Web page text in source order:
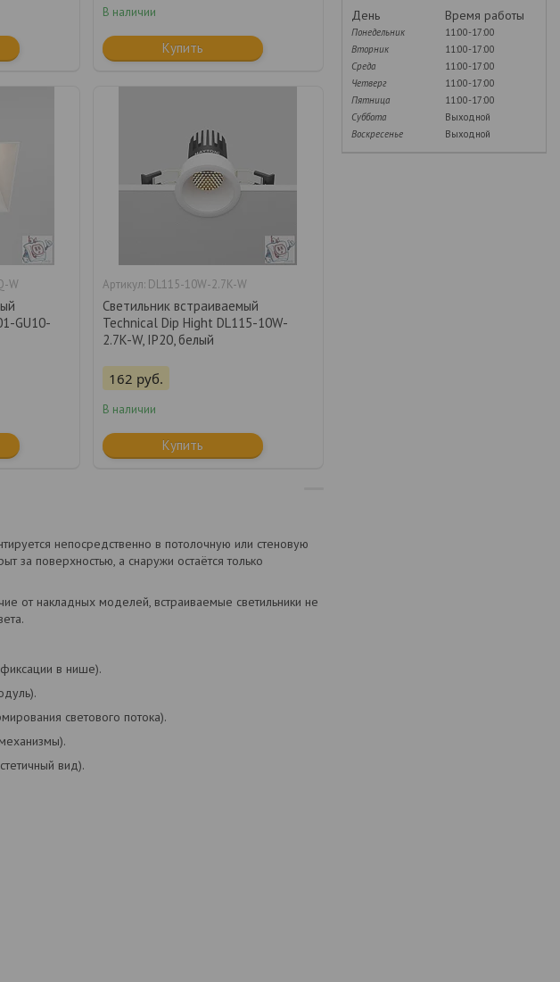
В наличии
Купить
W
GU10-
DL115-10W-2.7K-W
Светильник встраиваемый
Technical Dip Hight DL115-10W-
2.7K-W, IP20, белый
162 руб.
В наличии
Купить
непосредственно в потолочную или стеновую
за поверхностью, а снаружи остаётся только
от накладных моделей, встраиваемые светильники не
фиксации в нише).
светового потока).
вид).
День
Время работы
Понедельник
11:00-17:00
Вторник
11:00-17:00
Среда
11:00-17:00
Четверг
11:00-17:00
Пятница
11:00-17:00
Суббота
Выходной
Воскресенье
Выходной